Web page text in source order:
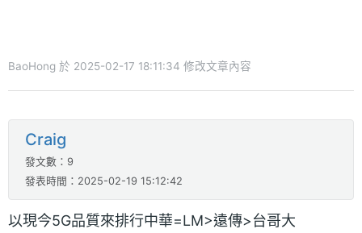
BaoHong 於 2025-02-17 18:11:34 修改文章內容
Craig
發文數：9
發表時間：2025-02-19 15:12:42
以現今5G品質來排行中華=LM>遠傳>台哥大